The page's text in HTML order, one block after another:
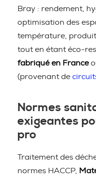
Bray : rendement,
optimisation des
température,
tout en étant éco-
fabriqué en France
(provenant de
Normes
exigeantes
pro
Traitement des
normes HACCP,